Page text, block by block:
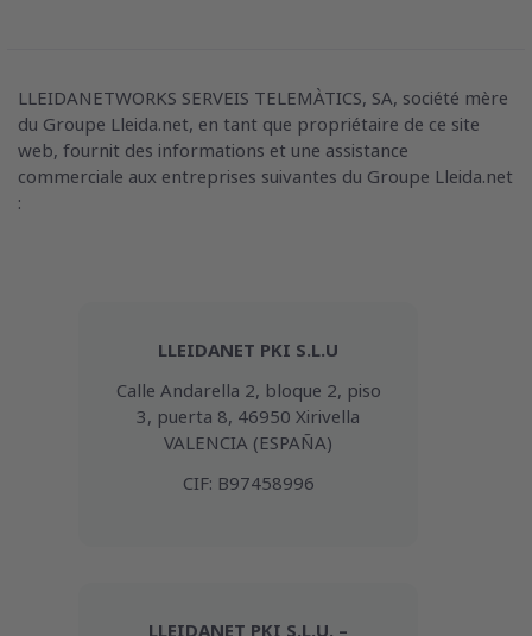
LLEIDANETWORKS SERVEIS TELEMÀTICS, SA, société mère
du Groupe Lleida.net, en tant que propriétaire de ce site
web, fournit des informations et une assistance
commerciale aux entreprises suivantes du Groupe Lleida.net
:
LLEIDANET PKI S.L.U
Calle Andarella 2, bloque 2, piso
3, puerta 8, 46950 Xirivella
VALENCIA (ESPAÑA)
CIF: B97458996